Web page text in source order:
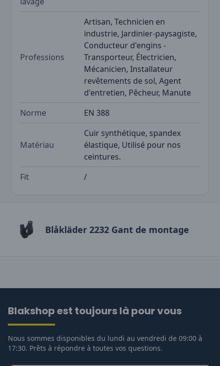
Professions
Artisan, Technicien en
industrie, Jardinier-paysagiste,
Conducteur d'engins -
Transporteur, Électricien,
Mécanicien, Installateur
revêtements de sol, Agent
d'entretien, Pêcheur, Manute
Norme
EN 388
Matériau
Cuir synthétique, spandex
élastique, Utilisé pour nos
ceintures.
Fit
/
Blåkläder 2232 Gant de montage
Blakshop est toujours là pour vous
Nous sommes disponibles du lundi au vendredi de 09:00 à
17:30. Prêts à répondre à toutes vos questions.